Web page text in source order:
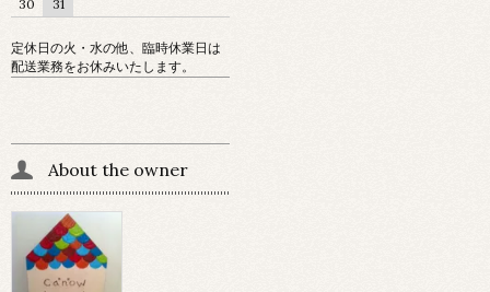
30
31
定休日の火・水の他、臨時休業日は
配送業務をお休みいたします。
About the owner